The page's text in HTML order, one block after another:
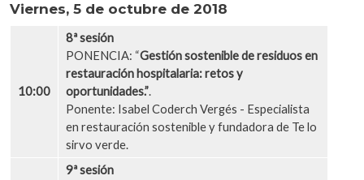
Viernes, 5 de octubre de 2018
10:00
8ª sesión
PONENCIA: “Gestión sostenible de residuos en
restauración hospitalaria: retos y
oportunidades.”.
Ponente: Isabel Coderch Vergés - Especialista
en restauración sostenible y fundadora de Te lo
sirvo verde.
9ª sesión